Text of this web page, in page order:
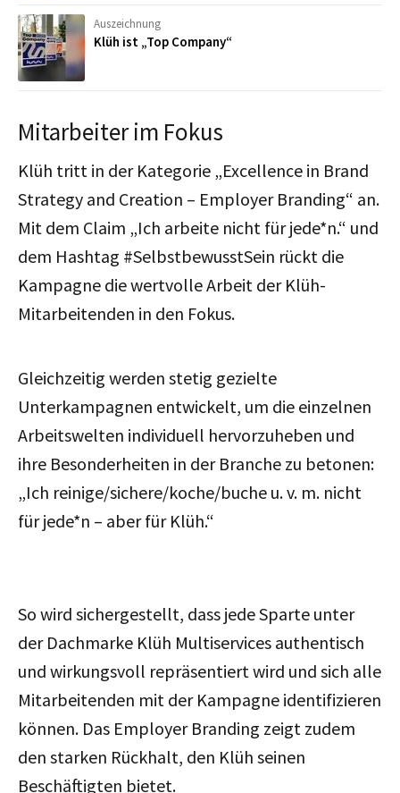
Auszeichnung
Klüh ist „Top Company“
Mitarbeiter im Fokus
Klüh tritt in der Kategorie „Excellence in Brand
Strategy and Creation – Employer Branding“ an.
Mit dem Claim „Ich arbeite nicht für jede*n.“ und
dem Hashtag #SelbstbewusstSein rückt die
Kampagne die wertvolle Arbeit der Klüh-
Mitarbeitenden in den Fokus.
Gleichzeitig werden stetig gezielte
Unterkampagnen entwickelt, um die einzelnen
Arbeitswelten individuell hervorzuheben und
ihre Besonderheiten in der Branche zu betonen:
„Ich reinige/sichere/koche/buche u. v. m. nicht
für jede*n – aber für Klüh.“
So wird sichergestellt, dass jede Sparte unter
der Dachmarke Klüh Multiservices authentisch
und wirkungsvoll repräsentiert wird und sich alle
Mitarbeitenden mit der Kampagne identifizieren
können. Das Employer Branding zeigt zudem
den starken Rückhalt, den Klüh seinen
Beschäftigten bietet.